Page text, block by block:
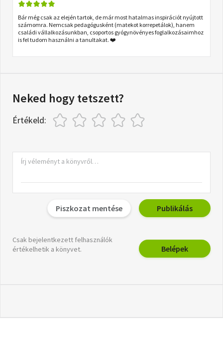
Bár még csak az elején tartok, de már most hatalmas inspirációt nyújtott
számomra. Nemcsak pedagógusként (matekot korrepetálok), hanem
családi vállalkozásunkban, csoportos gyógynövényes foglalkozásaimhoz
is fel tudom használni a tanultakat. ❤️
Neked hogy tetszett?
Értékeld:
Piszkozat mentése Publikálás
Csak bejelentkezett felhasználók
értékelhetik a könyvet.
Belépek